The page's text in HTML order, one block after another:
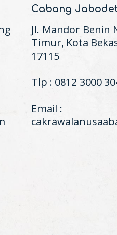
Cabang
Jl. Mandor Benin
Timur, Kota
17115
Tlp : 0812 3000
Email :